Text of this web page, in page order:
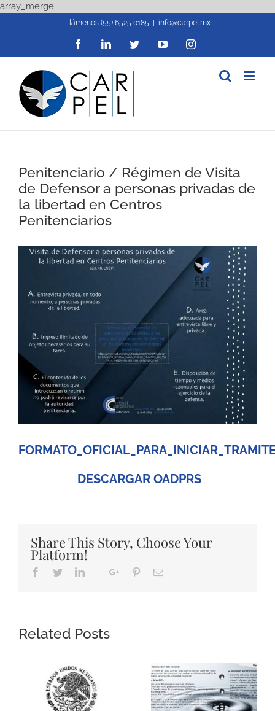
array_mergeSkip
content
Llámenos (55) 6525 0185 info@carpel.mx
FacebookLinkedInTwitterYouTubeInstagram
Penitenciario / Régimen de Visita
de Defensor a personas privadas de
la libertad en Centros
Penitenciarios
View
Larger
DESCARGAR OADPRS
Share This Story, Choose Your
Platform!
Facebook
TwitterLinkedInGoogle+PinterestEmail
Related Posts